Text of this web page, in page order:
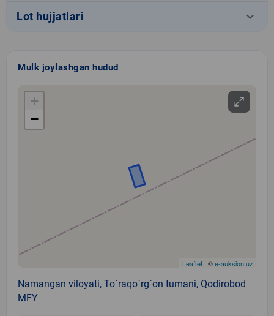
Lot hujjatlari keyboard_arrow_down
Mulk joylashgan hudud
+
−
Leaflet | ©e-auksion.uz
Namangan viloyati, To`raqo`rg`on tumani, Qodirobod
MFY